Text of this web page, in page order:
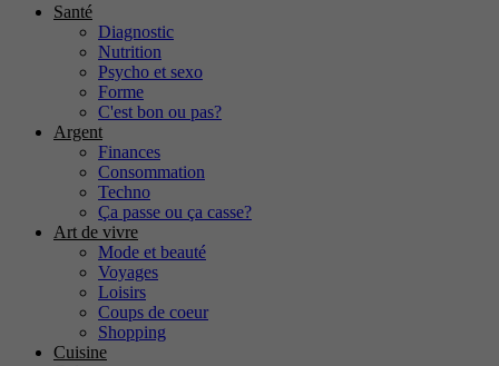
Santé
Diagnostic
Nutrition
Psycho et sexo
Forme
C'est bon ou pas?
Argent
Finances
Consommation
Techno
Ça passe ou ça casse?
Art de vivre
Mode et beauté
Voyages
Loisirs
Coups de coeur
Shopping
Cuisine